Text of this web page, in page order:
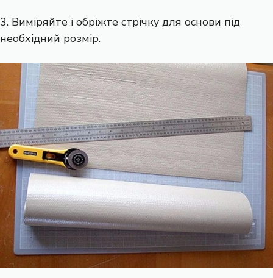
3. Виміряйте і обріжте стрічку для основи під
необхідний розмір.